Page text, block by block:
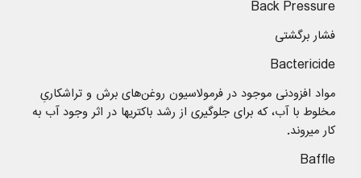
Back Pressure
فشار برگشتی
Bactericide
مواد افزودنی موجود در فرمولاسیون روغن‌های برش و تراشکاریِ
مخلوط با آب، که برای جلوگیری از رشد باکتریها در اثر وجود آب به
کار میروند.
Baffle